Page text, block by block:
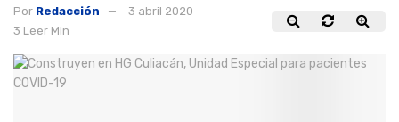
Por Redacción
3 abril 2020
3 Leer Min